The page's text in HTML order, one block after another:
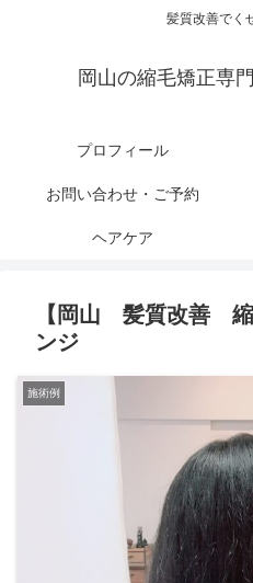
髪質改善でく
岡山の縮毛矯正
プロフィール
お問い合わせ・ご予約
ヘアケア
【岡山 髪質改善 縮
ンジ
施術例